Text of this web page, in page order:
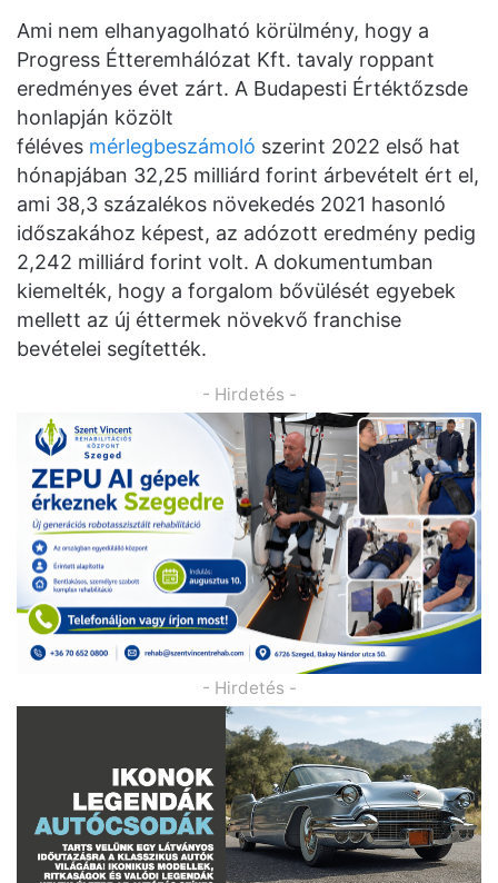
Ami nem elhanyagolható körülmény, hogy a
Progress Étteremhálózat Kft. tavaly roppant
eredményes évet zárt. A Budapesti Értéktőzsde
honlapján közölt
féléves mérlegbeszámoló szerint 2022 első hat
hónapjában 32,25 milliárd forint árbevételt ért el,
ami 38,3 százalékos növekedés 2021 hasonló
időszakához képest, az adózott eredmény pedig
2,242 milliárd forint volt. A dokumentumban
kiemelték, hogy a forgalom bővülését egyebek
mellett az új éttermek növekvő franchise
bevételei segítették.
- Hirdetés -
- Hirdetés -